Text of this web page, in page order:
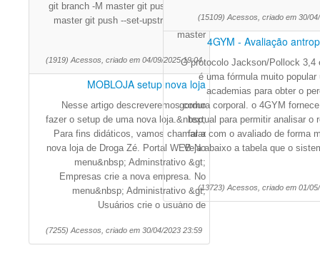
git branch -M master git push -u origin
master git push --set-upstream origin
master
(1919) Acessos, criado em 04/09/2025 19:04
MOBLOJA setup nova loja
Nesse artigo descreveremos como
fazer o setup de uma nova loja.&nbsp;
Para fins didáticos, vamos chamar a
nova loja de Droga Zé. Portal WEB No
menu&nbsp; Adminstrativo &gt;
Empresas crie a nova empresa. No
menu&nbsp; Administrativo &gt;
Usuários crie o usuário de
(7255) Acessos, criado em 30/04/2023 23:59
(15109) Acessos, criado em 30/
4GYM - Avaliação
O protocolo Jackson/Pollock 3,4
é uma fórmula muito popular
academias para obter o
gordura corporal. o 4GYM
textual para permitir analisar o
falar com o avaliado de forma
Veja abaixo a tabela que o
(13723) Acessos, criado em 01/